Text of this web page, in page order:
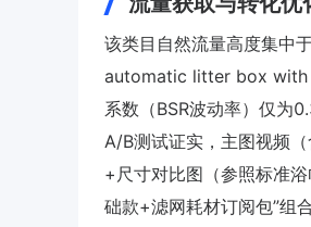
该类目自然流量高度集中
automatic litter box with
系数（BSR波动率）仅为
A/B测试证实，主图视频
+尺寸对比图（参照标准
础款+滤网耗材订阅包”组